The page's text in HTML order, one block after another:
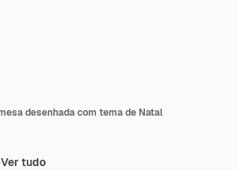
desenhada com tema de Natal
Ver tudo